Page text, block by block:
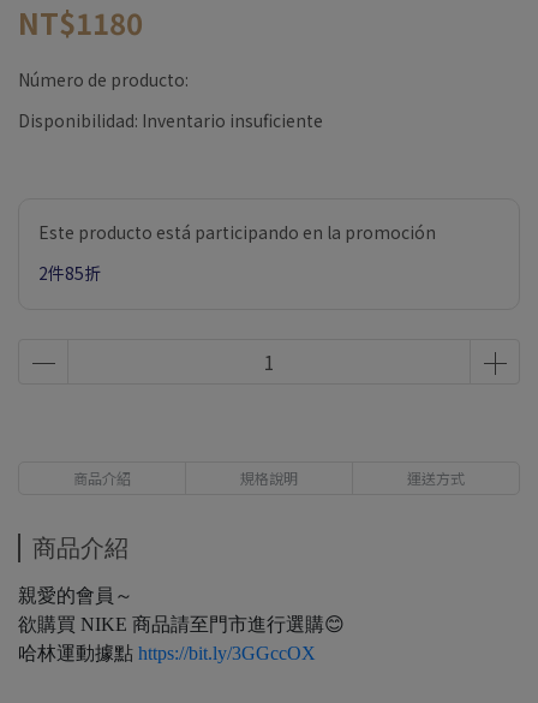
NT$1180
Número de producto:
Disponibilidad: Inventario insuficiente
Este producto está participando en la promoción
2件85折
商品介紹 規格說明 運送方式
商品介紹
親愛的會員～
欲購買 NIKE 商品請至門市進行選購😊
哈林運動據點 https://bit.ly/3GGccOX